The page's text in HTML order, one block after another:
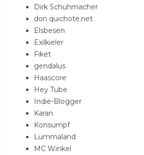
Dirk Schuhmacher
don quichote.net
Elsbesen
Exilkieler
Fiket
gendalus
Haascore
Hey Tube
Indie-Blogger
Karan
Konsumpf
Lummaland
MC Winkel